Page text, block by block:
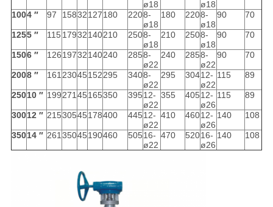
ø18
ø18
1004 ″ 97 15832127180 2208-
ø18
180 2208-
ø18
90 70
1255 ″ 115 17932140210 2508-
ø18
210 2508-
ø18
90 70
1506 ″ 12619732140240 2858-
ø22
240 2858-
ø22
90 70
2008 ″ 16123045152295 3408-
ø22
295 30412-
ø22
115 89
25010 ″ 19927145165350 39512-
ø22
355 40512-
ø26
115 89
30012 ″ 21530545178400 44512-
ø22
410 46012-
ø26
140 108
35014 ″ 26135045190460 50516-
ø22
470 52016-
ø26
140 108